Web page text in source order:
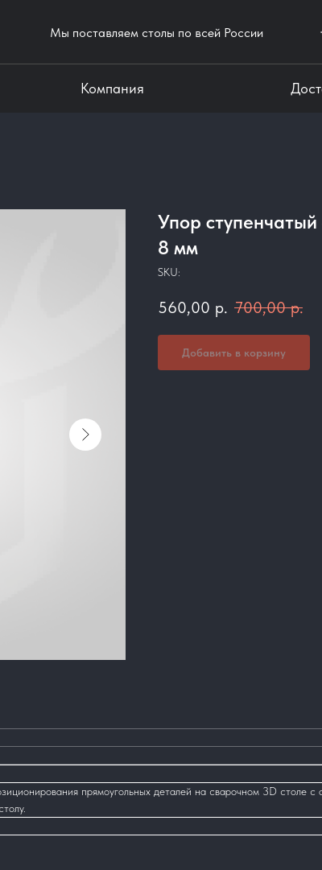
Мы поставляем столы по всей России
Компания
Упор
8 мм
SKU:
560,00 р. 700,00 р.
Добавить в корзину
прямоугольных деталей на сварочном 3D столе c